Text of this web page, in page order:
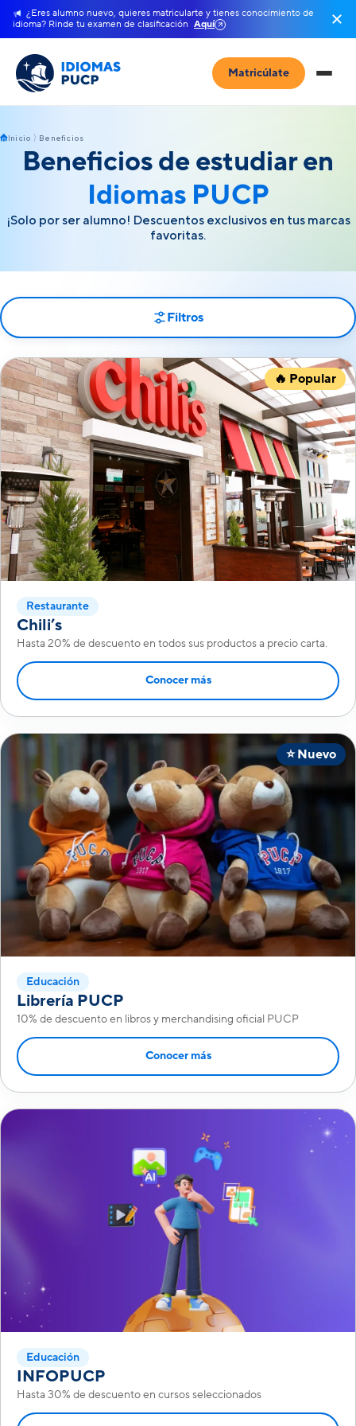
¿Eres alumno nuevo, quieres matricularte y tienes conocimiento de
idioma? Rinde tu examen de clasificación Aquí
Matricúlate
Inicio Beneficios
Beneficios de estudiar en
Idiomas PUCP
¡Solo por ser alumno! Descuentos exclusivos en tus marcas
favoritas.
Filtros
🔥 Popular
Restaurante
Chili’s
Hasta 20% de descuento en todos sus productos a precio carta.
Conocer más
⭐ Nuevo
Educación
Librería PUCP
10% de descuento en libros y merchandising oficial PUCP
Conocer más
Educación
INFOPUCP
Hasta 30% de descuento en cursos seleccionados